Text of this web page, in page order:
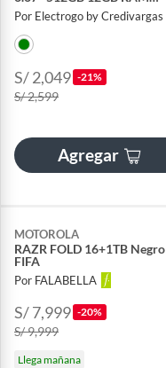
VERDE JASPE
Por Electrogo by Credivargas
S/ 2,049 -21%
S/ 2,599
Agregar
MOTOROLA
RAZR FOLD 16+1TB Negro
FIFA
Por FALABELLA
S/ 7,999 -20%
S/ 9,999
Llega mañana